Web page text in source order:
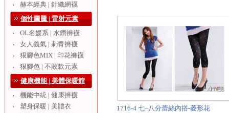
‧
赫本經典 | 針織網襪
個性圖騰 | 雷射元素
‧
OL名媛系 | 水鑽褲襪
‧
女人義氣 | 刺青褲襪
‧
狠腳色MIX | 印花褲襪
‧
狠腳色 | 不敗款元素
健康機能 | 美體保暖館
‧
機能中統 | 健康褲襪
‧
塑身保暖 | 美體衣
1716-4 七~八分蕾絲內搭-菱形花